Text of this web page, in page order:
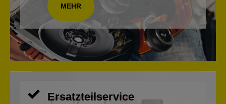
MEHR
Ersatzteilservice